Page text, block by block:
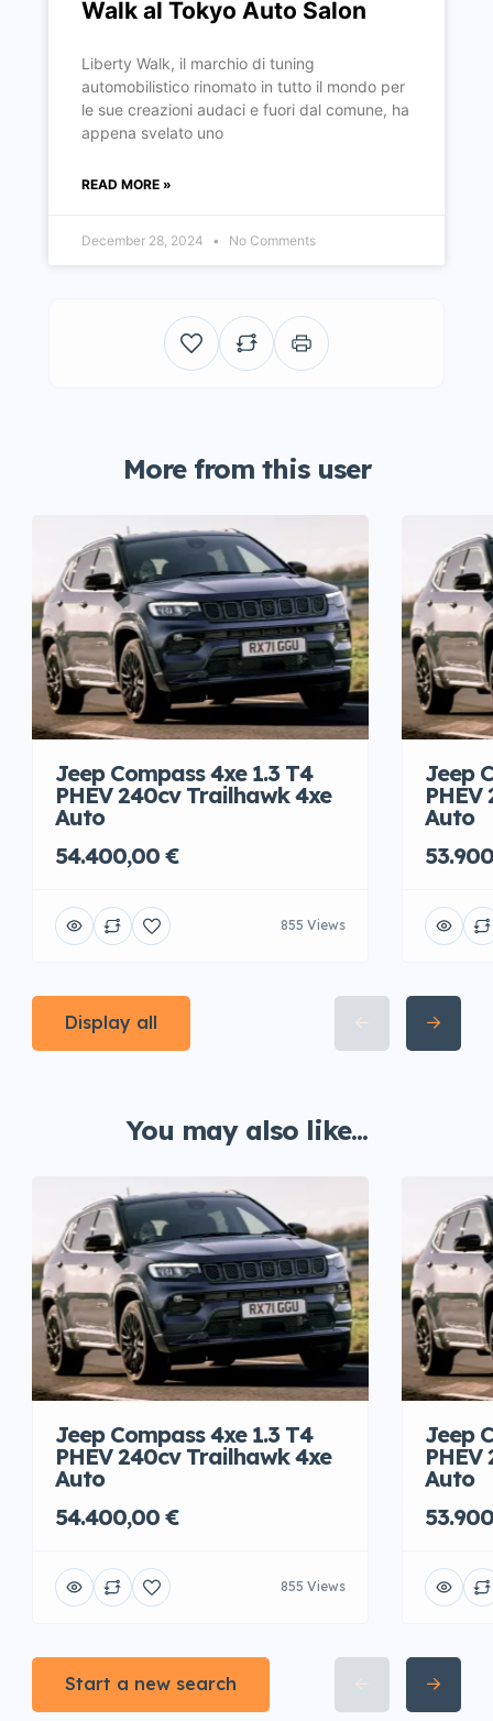
Walk al Tokyo Auto Salon
Liberty Walk, il marchio di tuning
automobilistico rinomato in tutto il mondo per
le sue creazioni audaci e fuori dal comune, ha
appena svelato uno
READ MORE »
December 28, 2024 No Comments
More from this user
Jeep Compass 4xe 1.3 T4
PHEV 240cv Trailhawk 4xe
Auto
54.400,00 €
855 Views
Jeep
Auto
Display all
You may also like...
Jeep Compass 4xe 1.3 T4
PHEV 240cv Trailhawk 4xe
Auto
54.400,00 €
855 Views
Jeep
Auto
Start a new search